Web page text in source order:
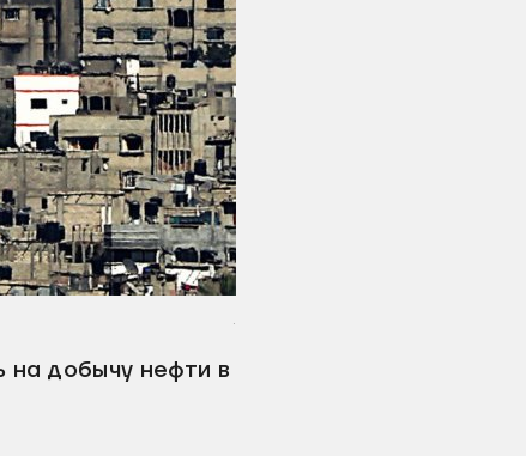
.
на добычу нефти в